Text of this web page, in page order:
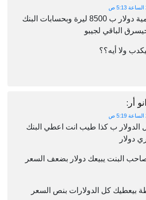
لسا امبارح صرفت مية دولار ب 8500 ليرة وبحسابات البنك
ولا أيه؟؟
أر :
ب كذا طيب انت اعطي البنك
دولار
البنت يبيعك دولار بضعف السعر
بيعطيك كل الدولارات بنص السعر